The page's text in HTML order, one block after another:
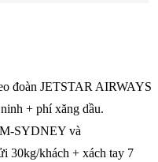
đoàn JETSTAR AIRWAYS
+ phí xăng dầu.
SYDNEY và
khách + xách tay 7